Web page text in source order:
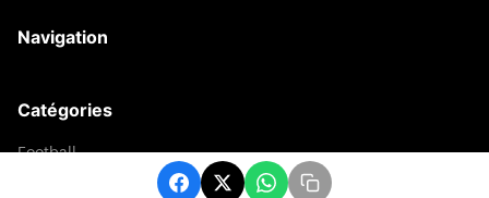
Navigation
Catégories
Football